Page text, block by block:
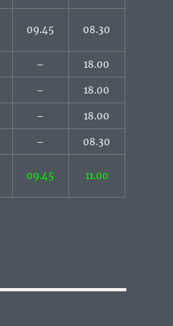
09.45 08.30
– 18.00
– 18.00
– 18.00
– 08.30
09.45 11.00